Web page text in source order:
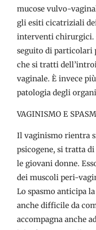
mucose vulvo-
gli esiti cicatriziali
interventi chirurgici.
seguito di particolari
che si tratti
vaginale. È invece
patologia degli
VAGINISMO E
Il vaginismo rientra
psicogene, si tratta
le giovani donne.
dei muscoli peri-
Lo spasmo anticipa
anche difficile da
accompagna anche